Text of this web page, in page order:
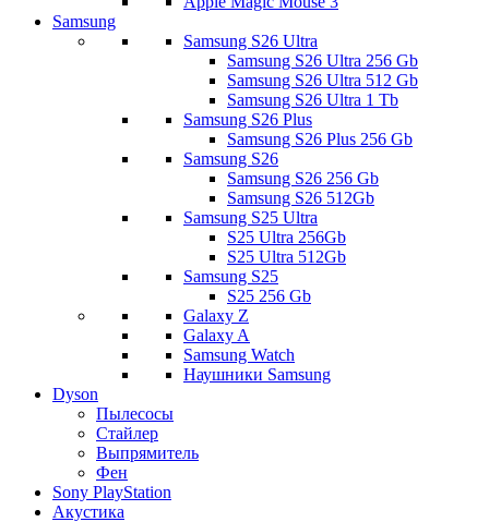
Samsung
Samsung S26 Ultra
Samsung S26 Ultra 256 Gb
Samsung S26 Ultra 512 Gb
Samsung S26 Ultra 1 Tb
Samsung S26 Plus
Samsung S26 Plus 256 Gb
Samsung S26
Samsung S26 256 Gb
Samsung S26 512Gb
Samsung S25 Ultra
S25 Ultra 256Gb
S25 Ultra 512Gb
Samsung S25
S25 256 Gb
Galaxy Z
Galaxy A
Samsung Watch
Наушники Samsung
Dyson
Пылесосы
Стайлер
Выпрямитель
Фен
Sony PlayStation
Акустика